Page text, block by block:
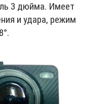
3 дюйма. Имеет
и удара, режим